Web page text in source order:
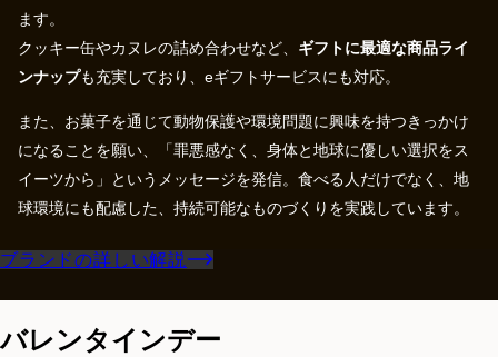
ます。
クッキー缶やカヌレの詰め合わせなど、 ギフトに最適な商品ライ
ンナップも充実しており、eギフトサービスにも対応。
また、お菓子を通じて動物保護や環境問題に興味を持つきっかけ
になることを願い、「罪悪感なく、身体と地球に優しい選択をス
イーツから」というメッセージを発信。食べる人だけでなく、地
球環境にも配慮した、持続可能なものづくりを実践しています。
ブランドの詳しい解説
バレンタインデー